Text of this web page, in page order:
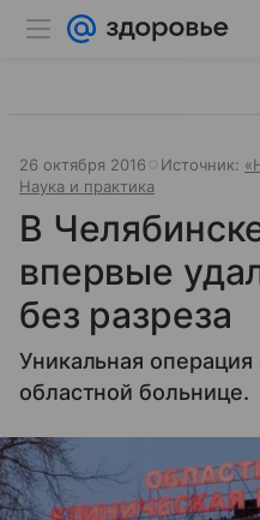
26 октября 2016 Источник:
Наука и практика
В
впервые
без разреза
Уникальная
областной больнице.